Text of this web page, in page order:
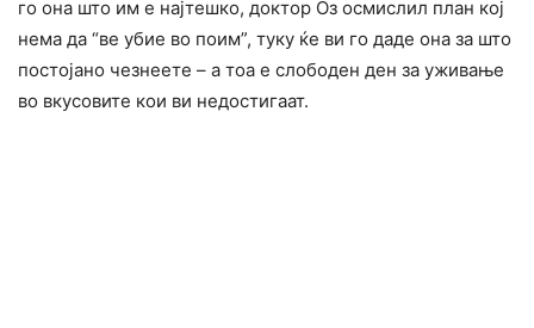
го она што им е најтешко, доктор Оз осмислил план кој
нема да “ве убие во поим”, туку ќе ви го даде она за што
постојано чезнеете – а тоа е слободен ден за уживање
во вкусовите кои ви недостигаат.